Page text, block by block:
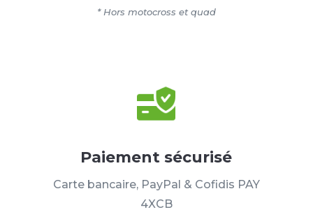
* Hors motocross et quad
Paiement sécurisé
Carte bancaire, PayPal & Cofidis PAY
4XCB